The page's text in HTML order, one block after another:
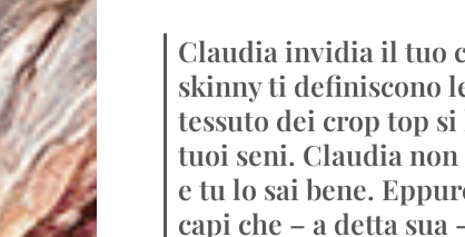
Claudia invidia il tuo
skinny ti definiscono
tessuto dei crop top
tuoi seni. Claudia
e tu lo sai bene.
capi che – a detta